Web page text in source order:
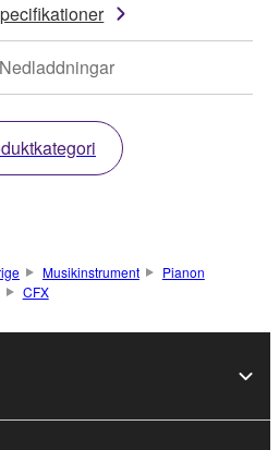
Nedladdningar
Musikinstrument
Pianon
CFX